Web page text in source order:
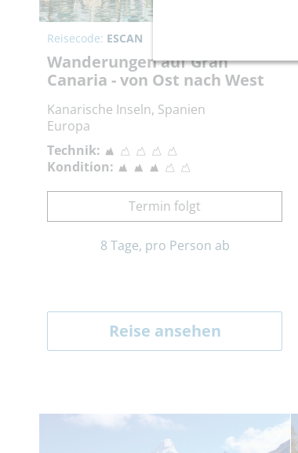
Reisecode: ESCAN
Wanderungen auf Gran
Canaria - von Ost nach West
Kanarische Inseln, Spanien
Europa
Technik:
Kondition:
Termin folgt
8 Tage, pro Person ab
Reise ansehen